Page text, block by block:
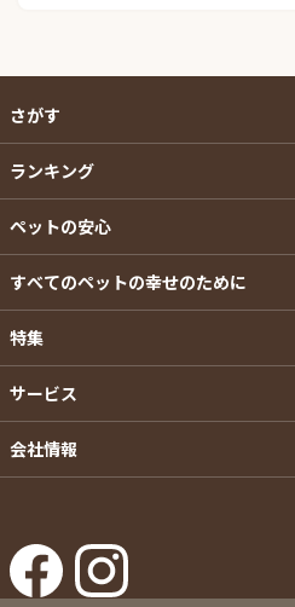
さがす
ランキング
ペットの安心
すべてのペットの幸せのために
特集
サービス
会社情報